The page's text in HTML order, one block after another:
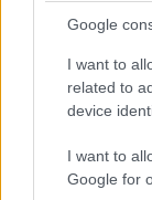
Google
I want to
related to
device
I want to
Google for
για την